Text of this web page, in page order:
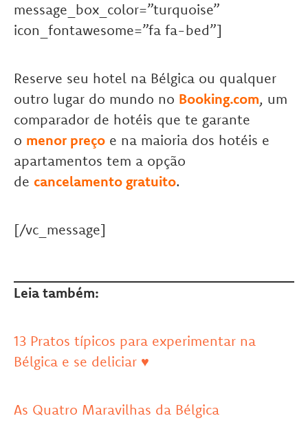
message_box_color=”turquoise”
icon_fontawesome=”fa fa-bed”]
Reserve seu hotel na Bélgica ou qualquer
outro lugar do mundo no Booking.com, um
comparador de hotéis que te garante
o menor preço e na maioria dos hotéis e
apartamentos tem a opção
de cancelamento gratuito.
[/vc_message]
Leia também:
13 Pratos típicos para experimentar na
Bélgica e se deliciar ♥
As Quatro Maravilhas da Bélgica